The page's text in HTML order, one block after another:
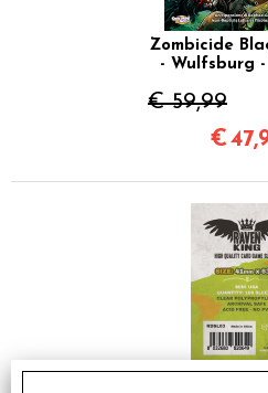
Zombicide
- Wulfsburg
€ 59,99
€